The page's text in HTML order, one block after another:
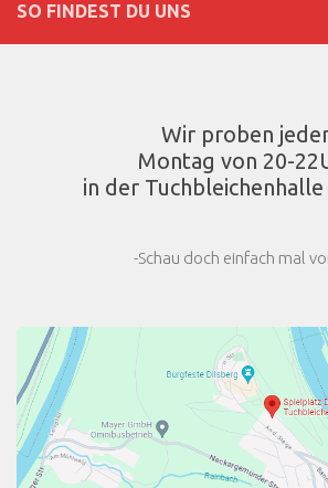
SO FINDEST DU UNS
Wir proben
Montag von 20-
in der
-Schau doch einfach mal